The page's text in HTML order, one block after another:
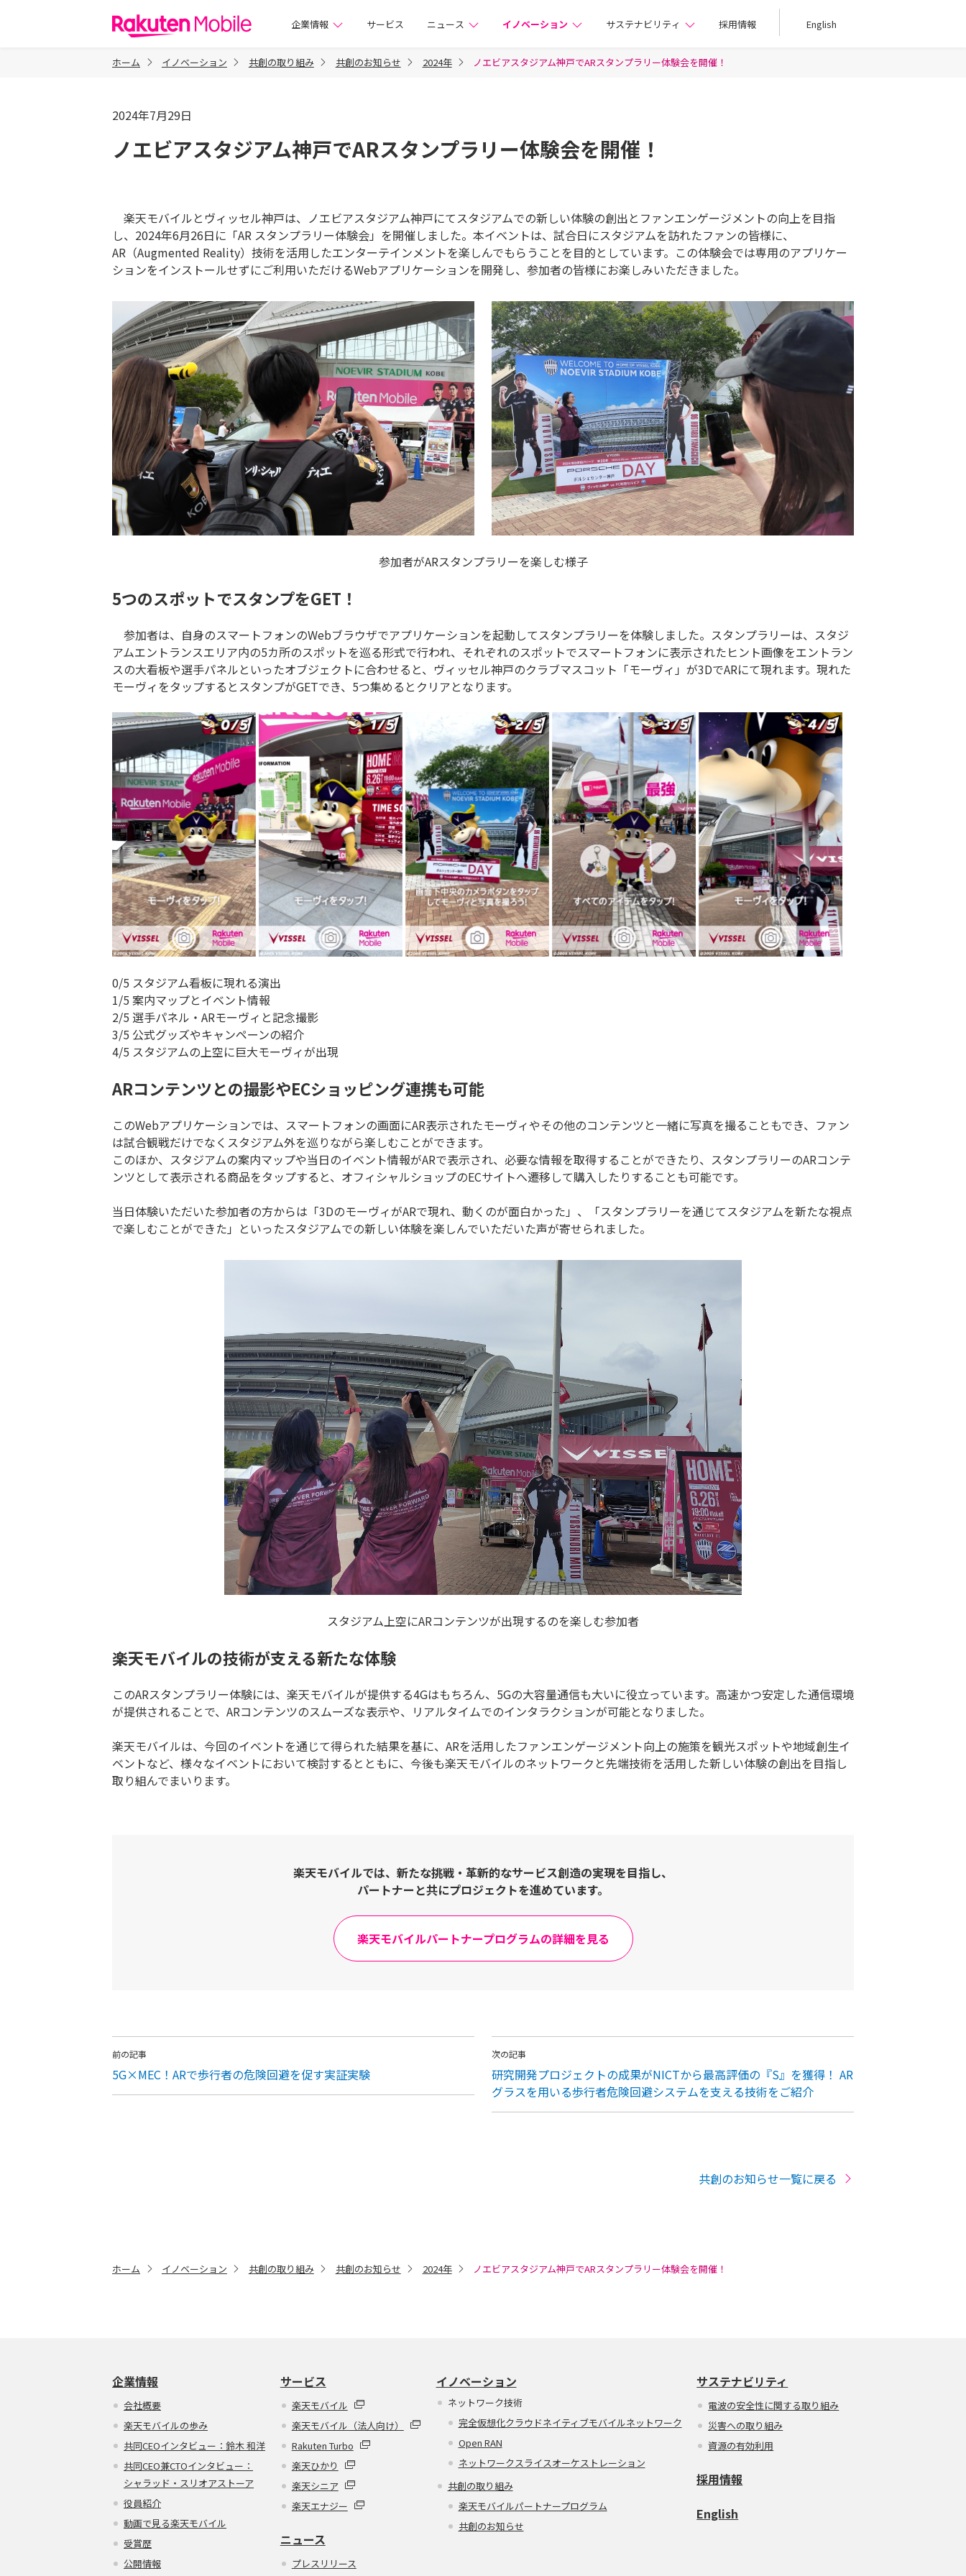
楽天モバイル株式会社
企業情報 サービス ニュース イノベーション サステナビリティ 採用情報 English
ホーム イノベーション 共創の取り組み 共創のお知らせ 2024年 ノエビアスタジアム神戸でARスタンプラリー体験会を開催！
2024年7月29日
ノエビアスタジアム神戸でARスタンプラリー体験会を開催！
楽天モバイルとヴィッセル神戸は、ノエビアスタジアム神戸にてスタジアムでの新しい体験の創出とファンエンゲージメントの向上を目指
し、2024年6月26日に「AR スタンプラリー体験会」を開催しました。本イベントは、試合日にスタジアムを訪れたファンの皆様に、
AR（Augmented Reality）技術を活用したエンターテインメントを楽しんでもらうことを目的としています。この体験会では専用のアプリケー
ションをインストールせずにご利用いただけるWebアプリケーションを開発し、参加者の皆様にお楽しみいただきました。
参加者がARスタンプラリーを楽しむ様子
5つのスポットでスタンプをGET！
参加者は、自身のスマートフォンのWebブラウザでアプリケーションを起動してスタンプラリーを体験しました。スタンプラリーは、スタジ
アムエントランスエリア内の5カ所のスポットを巡る形式で行われ、それぞれのスポットでスマートフォンに表示されたヒント画像をエントラン
スの大看板や選手パネルといったオブジェクトに合わせると、ヴィッセル神戸のクラブマスコット「モーヴィ」が3DでARにて現れます。現れた
モーヴィをタップするとスタンプがGETでき、5つ集めるとクリアとなります。
0/5 スタジアム看板に現れる演出
1/5 案内マップとイベント情報
2/5 選手パネル・ARモーヴィと記念撮影
3/5 公式グッズやキャンペーンの紹介
4/5 スタジアムの上空に巨大モーヴィが出現
ARコンテンツとの撮影やECショッピング連携も可能
このWebアプリケーションでは、スマートフォンの画面にAR表示されたモーヴィやその他のコンテンツと一緒に写真を撮ることもでき、ファン
は試合観戦だけでなくスタジアム外を巡りながら楽しむことができます。
このほか、スタジアムの案内マップや当日のイベント情報がARで表示され、必要な情報を取得することができたり、スタンプラリーのARコンテ
ンツとして表示される商品をタップすると、オフィシャルショップのECサイトへ遷移して購入したりすることも可能です。
当日体験いただいた参加者の方からは「3DのモーヴィがARで現れ、動くのが面白かった」、「スタンプラリーを通じてスタジアムを新たな視点
で楽しむことができた」といったスタジアムでの新しい体験を楽しんでいただいた声が寄せられました。
スタジアム上空にARコンテンツが出現するのを楽しむ参加者
楽天モバイルの技術が支える新たな体験
このARスタンプラリー体験には、楽天モバイルが提供する4Gはもちろん、5Gの大容量通信も大いに役立っています。高速かつ安定した通信環境
が提供されることで、ARコンテンツのスムーズな表示や、リアルタイムでのインタラクションが可能となりました。
楽天モバイルは、今回のイベントを通じて得られた結果を基に、ARを活用したファンエンゲージメント向上の施策を観光スポットや地域創生イ
ベントなど、様々なイベントにおいて検討するとともに、今後も楽天モバイルのネットワークと先端技術を活用した新しい体験の創出を目指し
取り組んでまいります。
楽天モバイルでは、新たな挑戦・革新的なサービス創造の実現を目指し、
パートナーと共にプロジェクトを進めています。
楽天モバイルパートナープログラムの詳細を見る
前の記事
5G×MEC！ARで歩行者の危険回避を促す実証実験
次の記事
研究開発プロジェクトの成果がNICTから最高評価の『S』を獲得！ AR
グラスを用いる歩行者危険回避システムを支える技術をご紹介
共創のお知らせ一覧に戻る
ホーム イノベーション 共創の取り組み 共創のお知らせ 2024年 ノエビアスタジアム神戸でARスタンプラリー体験会を開催！
企業情報
会社概要
楽天モバイルの歩み
共同CEOインタビュー：鈴木 和洋
共同CEO兼CTOインタビュー：
シャラッド・スリオアストーア
役員紹介
動画で見る楽天モバイル
受賞歴
公開情報
サービス
楽天モバイル
楽天モバイル（法人向け）
Rakuten Turbo
楽天ひかり
楽天シニア
楽天エナジー
ニュース
プレスリリース
イノベーション
ネットワーク技術
完全仮想化クラウドネイティブモバイルネットワーク
Open RAN
ネットワークスライスオーケストレーション
共創の取り組み
楽天モバイルパートナープログラム
共創のお知らせ
サステナビリティ
電波の安全性に関する取り組み
災害への取り組み
資源の有効利用
採用情報
English